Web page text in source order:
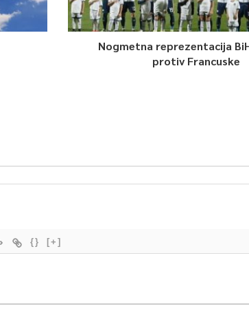
Nogmetna reprezentacija
protiv Francuske
{} [+]